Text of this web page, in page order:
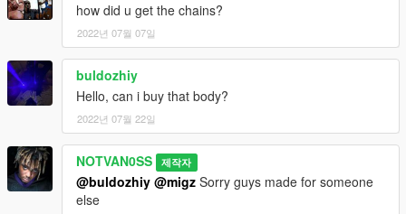
how did u get the chains?
2022년 07월 07일
buldozhiy
Hello, can i buy that body?
2022년 07월 22일
NOTVAN0SS 제작자
@buldozhiy @migz Sorry guys made for someone
else